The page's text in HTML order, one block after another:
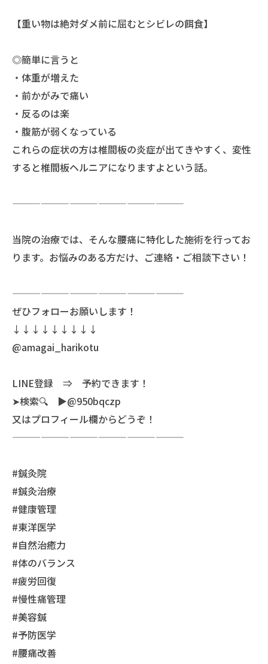
【重い物は絶対ダメ前に屈むとシビレの餌食】
◎簡単に言うと
・体重が増えた
・前かがみで痛い
・反るのは楽
・腹筋が弱くなっている
これらの症状の方は椎間板の炎症が出てきやすく、変性
すると椎間板ヘルニアになりますよという話。
——————————————————
当院の治療では、そんな腰痛に特化した施術を行ってお
ります。お悩みのある方だけ、ご連絡・ご相談下さい！
——————————————————
ぜひフォローお願いします！
↓↓↓↓↓↓↓↓↓
@amagai_harikotu
LINE登録 ⇒ 予約できます！
➤検索🔍 ▶︎@950bqczp
又はプロフィール欄からどうぞ！
——————————————————
#鍼灸院
#鍼灸治療
#健康管理
#東洋医学
#自然治癒力
#体のバランス
#疲労回復
#慢性痛管理
#美容鍼
#予防医学
#腰痛改善